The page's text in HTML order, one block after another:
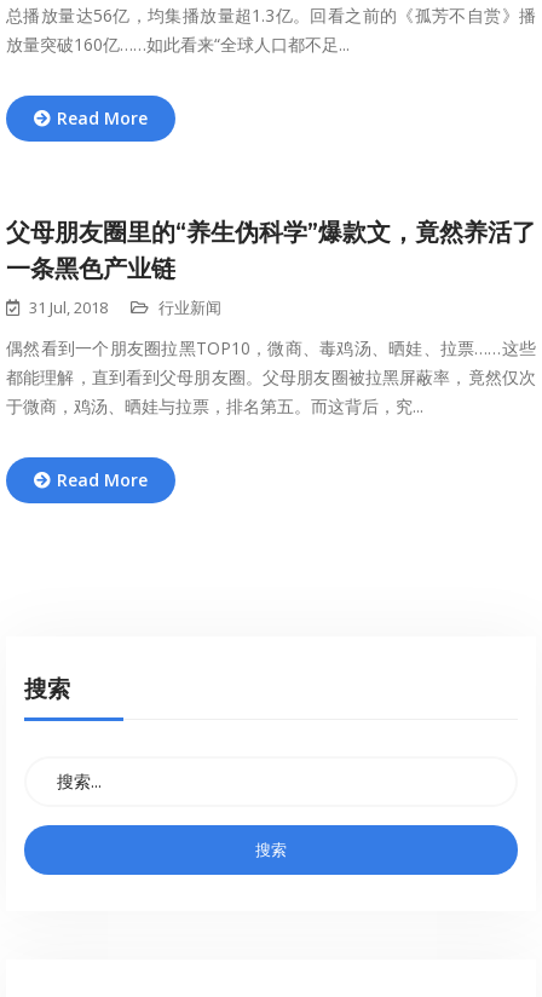
总播放量达56亿，均集播放量超1.3亿。回看之前的《孤芳不自赏》播
放量突破160亿……如此看来“全球人口都不足...
Read More
父母朋友圈里的“养生伪科学”爆款文，竟然养活了
一条黑色产业链
31 Jul, 2018 行业新闻
偶然看到一个朋友圈拉黑TOP10，微商、毒鸡汤、晒娃、拉票……这些
都能理解，直到看到父母朋友圈。父母朋友圈被拉黑屏蔽率，竟然仅次
于微商，鸡汤、晒娃与拉票，排名第五。而这背后，究...
Read More
搜索